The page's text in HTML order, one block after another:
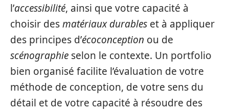
l’accessibilité, ainsi que votre capacité à
choisir desmatériaux durables et à appliquer
des principes d’écoconception ou de
scénographie selon le contexte. Un portfolio
bien organisé facilite l’évaluation de votre
méthode de conception, de votre sens du
détail et de votre capacité à résoudre des